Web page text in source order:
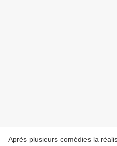
Après plusieurs comédies la